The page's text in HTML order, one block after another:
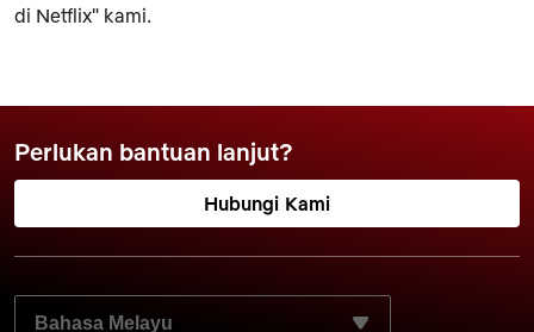
di Netflix" kami.
Perlukan bantuan lanjut?
Hubungi Kami
PILIH BAHASA PILIHAN ANDA: